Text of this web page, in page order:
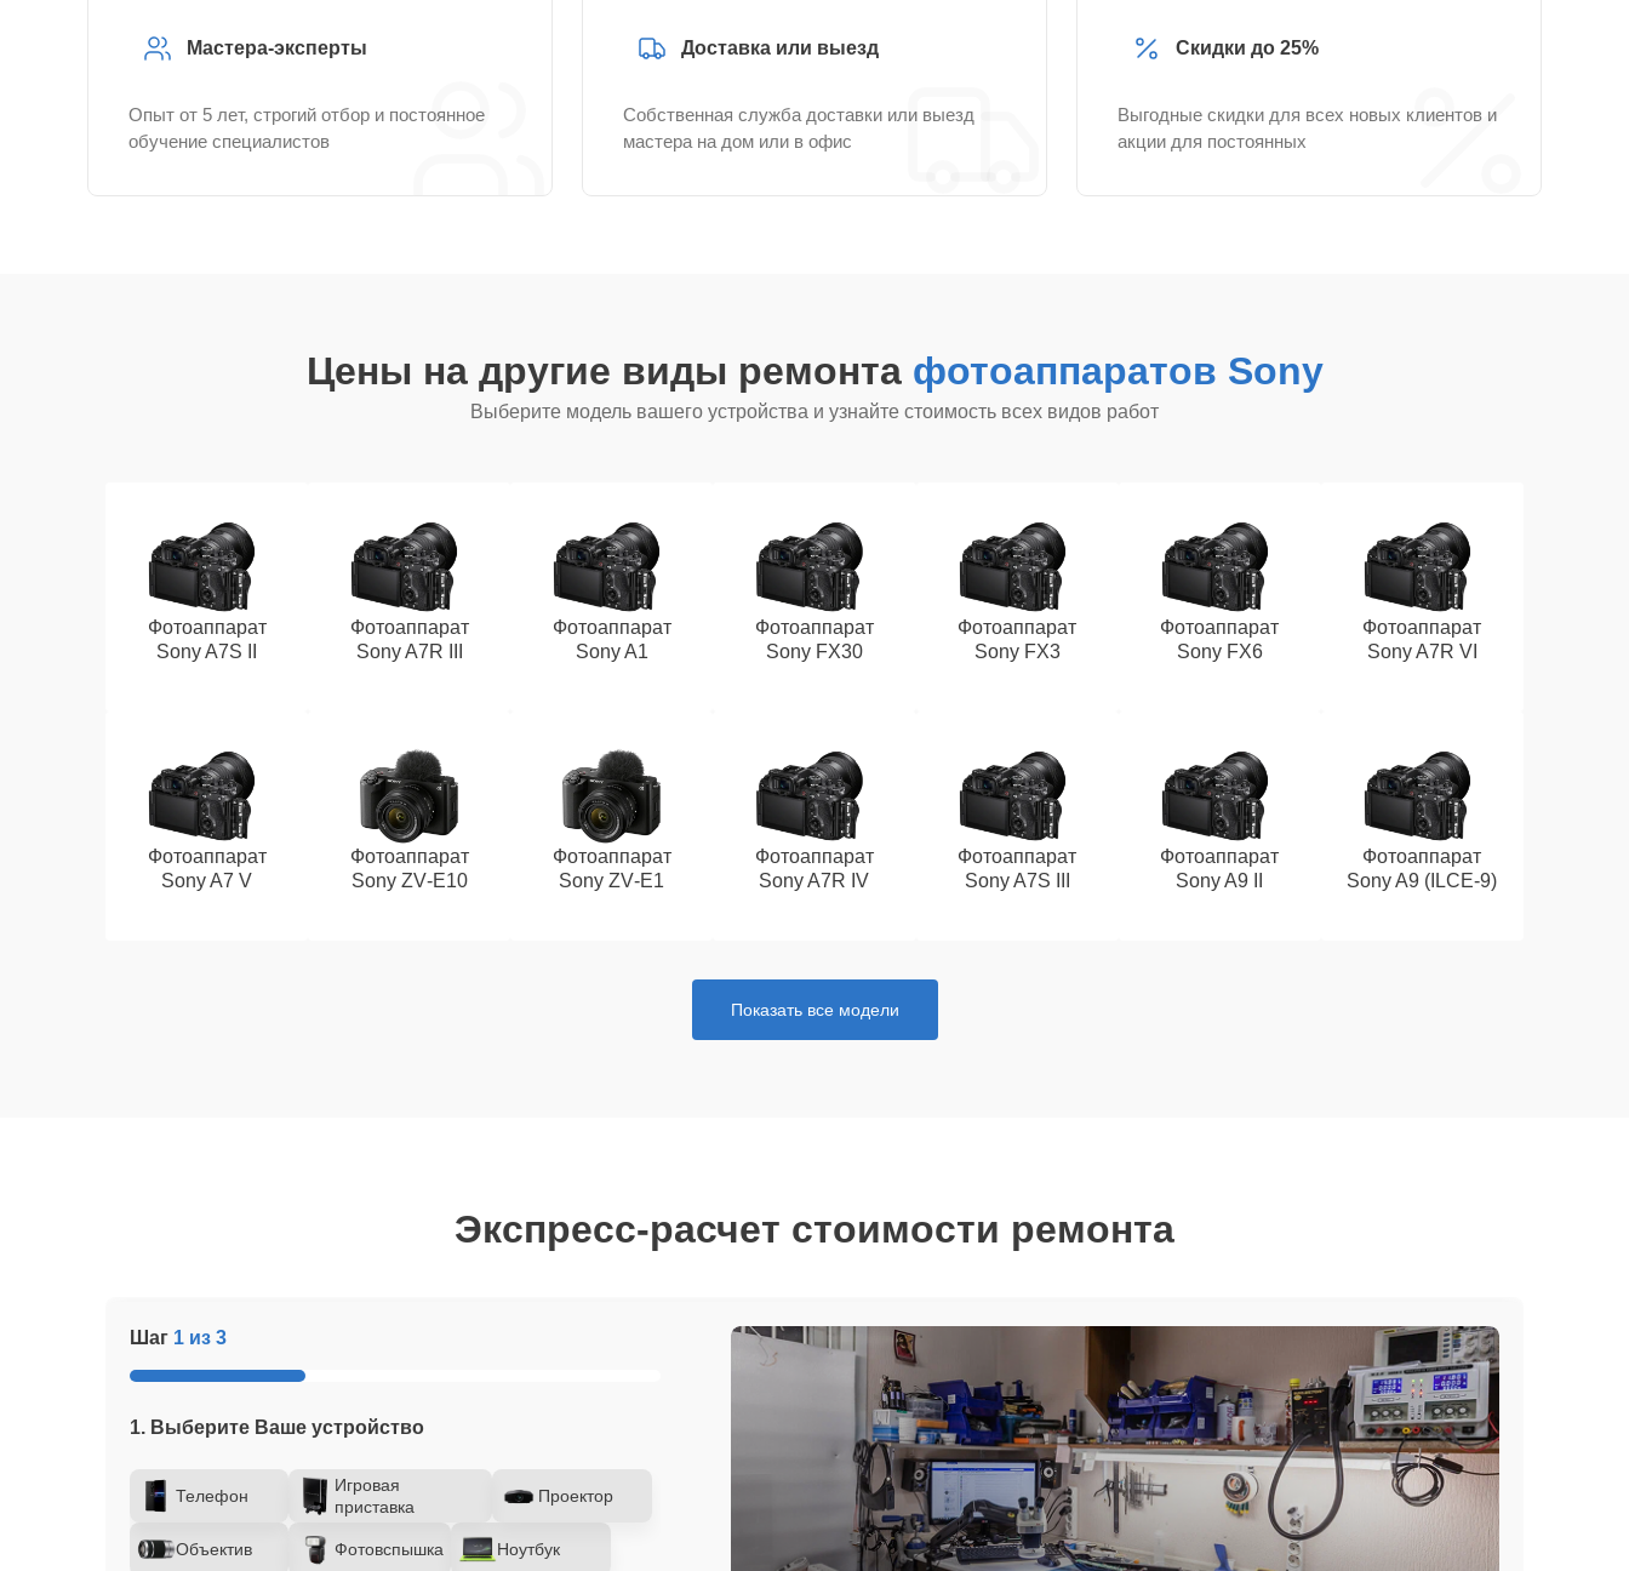
Мастера-эксперты
Опыт от 5 лет, строгий отбор и постоянное
обучение специалистов
Доставка или выезд
Собственная служба доставки или выезд
мастера на дом или в офис
Скидки до 25%
Выгодные скидки для всех новых клиентов и
акции для постоянных
Цены на другие виды ремонта фотоаппаратов Sony
Выберите модель вашего устройства и узнайте стоимость всех видов работ
Фотоаппарат
Sony A7S II
Фотоаппарат
Sony A7R III
Фотоаппарат
Sony A1
Фотоаппарат
Sony FX30
Фотоаппарат
Sony FX3
Фотоаппарат
Sony FX6
Фотоаппарат
Sony A7R VI
Фотоаппарат
Sony A7 V
Фотоаппарат
Sony ZV‑E10
Фотоаппарат
Sony ZV‑E1
Фотоаппарат
Sony A7R IV
Фотоаппарат
Sony A7S III
Фотоаппарат
Sony A9 II
Фотоаппарат
Sony A9 (ILCE‑9)
Показать все модели
Экспресс-расчет стоимости ремонта
Шаг 1 из 3
1. Выберите Ваше устройство
Телефон
Игровая
приставка
Проектор
Объектив Фотовспышка Ноутбук